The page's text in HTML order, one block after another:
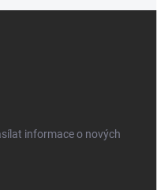
informace o nových